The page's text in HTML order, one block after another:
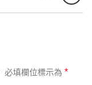
必填欄位標示為 *